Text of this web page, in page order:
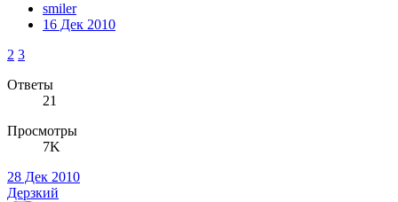
smiler
16 Дек 2010
2 3
Ответы
21
Просмотры
7K
28 Дек 2010
Дерзкий